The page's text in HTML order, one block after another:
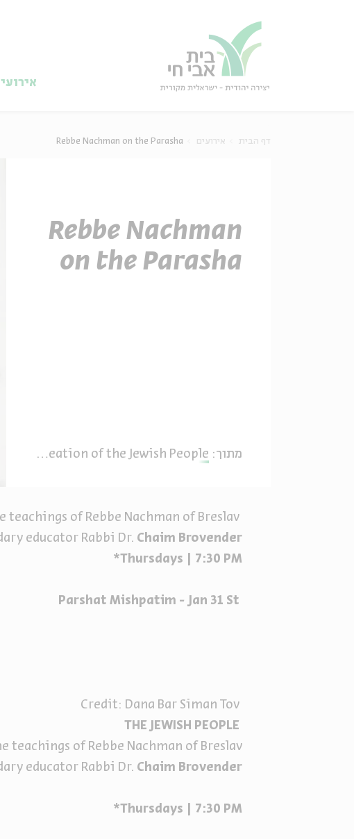
דף הבית אירועים Rebbe Nachman on the Parasha
Rebbe Nachman
on the Parasha
מתוך: Rebbe Nachman on the Parasha - The Creation of the Jewish People
of Rebbe Nachman of Breslav
educator Rabbi Dr. Chaim Brovender
Thursdays | 7:30 PM*
Parshat Mishpatim - Jan 31 St
Credit: Dana Bar Siman Tov
teachings of Rebbe Nachman of Breslav
educator Rabbi Dr. Chaim Brovender
Thursdays | 7:30 PM*